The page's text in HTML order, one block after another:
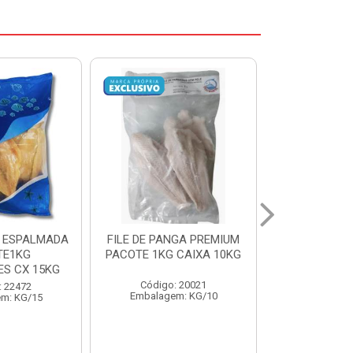
PREMIUM
10KG
20021
KG/10
CORVINA INT 1/2KG
BENDITO PX CX15KG
Código: 20696
Embalagem: KG/15